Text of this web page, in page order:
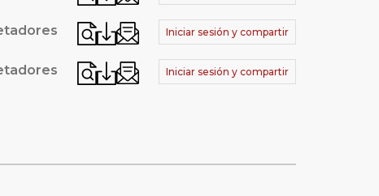
Iniciar sesión y compartir
Iniciar sesión y compartir